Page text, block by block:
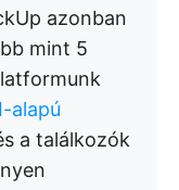
azonban
mint 5
alapú
a találkozók